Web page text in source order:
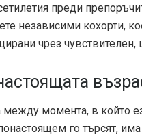
преди
независими кохорти,
чрез чувствителен,
между момента, в който
го търсят,